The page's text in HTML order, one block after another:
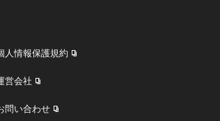
人情報保護規約
営会社
問い合わせ